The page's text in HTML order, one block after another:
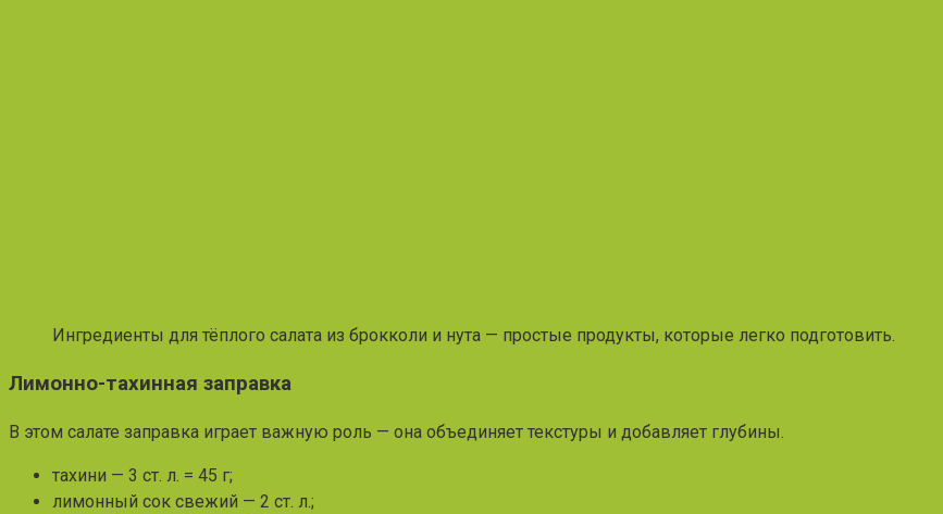
Ингредиенты для тёплого салата из брокколи и нута — простые продукты, которые легко подготовить.
Лимонно-тахинная заправка
В этом салате заправка играет важную роль — она объединяет текстуры и добавляет глубины.
тахини — 3 ст. л. = 45 г;
лимонный сок свежий — 2 ст. л.;